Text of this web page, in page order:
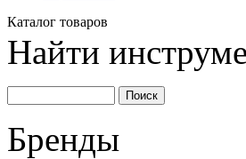
Каталог товаров
Найти
Бренды